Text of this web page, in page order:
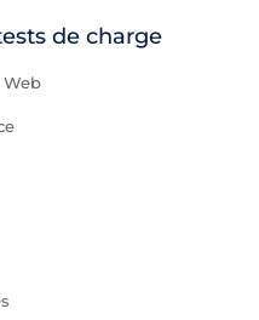
de charge